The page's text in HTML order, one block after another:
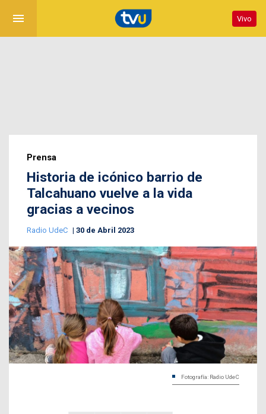
menu Vivo
Prensa
Historia de icónico barrio de
Talcahuano vuelve a la vida
gracias a vecinos
Radio UdeC 30 de Abril 2023
Fotografía: Radio UdeC